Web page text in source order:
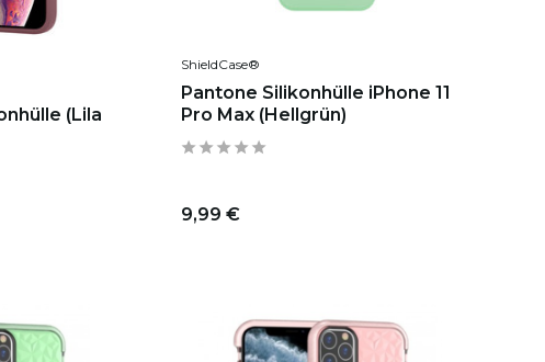
(Lila
ShieldCase®
Pantone Silikonhülle iPhone 11
Pro Max (Hellgrün)
9,99 €